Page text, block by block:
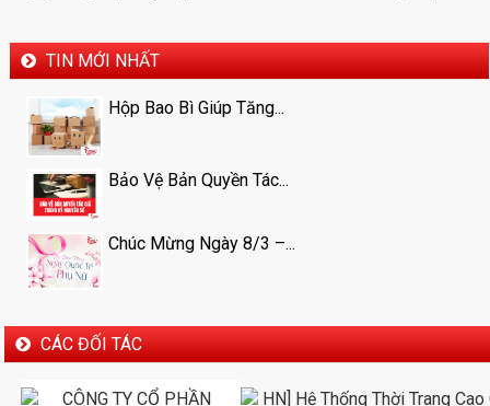
TIN MỚI NHẤT
Hộp Bao Bì Giúp Tăng...
Bảo Vệ Bản Quyền Tác...
Chúc Mừng Ngày 8/3 –...
CÁC ĐỐI TÁC